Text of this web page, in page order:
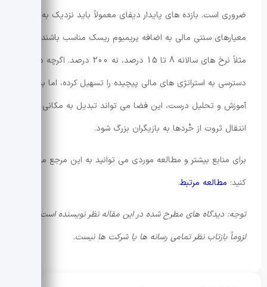
ضروری است. بازده های پایدار دیفای معمولاً باید نزدیک به
معیارهای سنتی مالی به اضافه پریمیوم ریسک مناسب باشند—
مثلاً نرخ های سالانه 8 تا 15 درصد، نه 200 درصد. اگرچه دیفای
دسترسی به استراتژی های مالی پیچیده را تسهیل کرده، اما بدون
آموزش و تحلیل درست، این فضا می تواند تبدیل به مکانی برای
انتقال ثروت از خُردها به بازیگران بزرگ شود.
برای منابع بیشتر و مطالعه موردی می توانید به این مرجع مراجعه
کنید: مطالعه مرتبط.
توجه: دیدگاه های مطرح شده در این مقاله نظر نویسنده است و
لزوماً بازتاب نظر تمامی رسانه ها یا شرکت ها نیست.